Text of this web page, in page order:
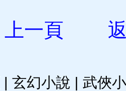
上一頁
| 玄幻小說 | 武俠